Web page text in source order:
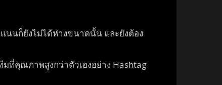
นนก็ยังไม่ได้ห่างขนาดนั้น และยังต้อง
ที่คุณภาพสูงกว่าตัวเองอย่าง Hashtag